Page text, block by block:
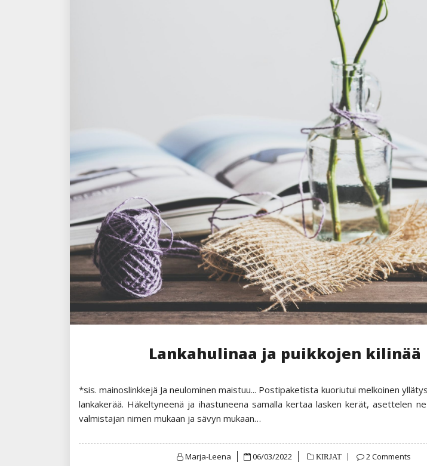
Lankahulinaa ja puikkojen kilinää
*sis. mainoslinkkejä Ja neulominen maistuu... Postipaketista kuoriutui melkoinen
lankakerää. Häkeltyneenä ja ihastuneena samalla kertaa lasken kerät, asettelen
valmistajan nimen mukaan ja sävyn mukaan…
Marja-Leena
Posted
06/03/2022 KIRJAT 2 Comments